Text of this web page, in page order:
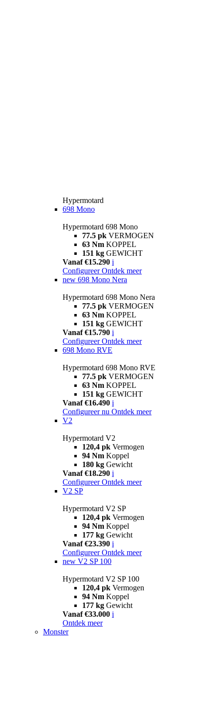
Hypermotard
698 Mono
Hypermotard 698 Mono
77.5 pk VERMOGEN
63 Nm KOPPEL
151 kg GEWICHT
Vanaf €15.290 i
Configureer Ontdek meer
new 698 Mono Nera
Hypermotard 698 Mono Nera
77.5 pk VERMOGEN
63 Nm KOPPEL
151 kg GEWICHT
Vanaf €15.790 i
Configureer Ontdek meer
698 Mono RVE
Hypermotard 698 Mono RVE
77.5 pk VERMOGEN
63 Nm KOPPEL
151 kg GEWICHT
Vanaf €16.490 i
Configureer nu Ontdek meer
V2
Hypermotard V2
120,4 pk Vermogen
94 Nm Koppel
180 kg Gewicht
Vanaf €18.290 i
Configureer Ontdek meer
V2 SP
Hypermotard V2 SP
120,4 pk Vermogen
94 Nm Koppel
177 kg Gewicht
Vanaf €23.390 i
Configureer Ontdek meer
new V2 SP 100
Hypermotard V2 SP 100
120,4 pk Vermogen
94 Nm Koppel
177 kg Gewicht
Vanaf €33.000 i
Ontdek meer
Monster